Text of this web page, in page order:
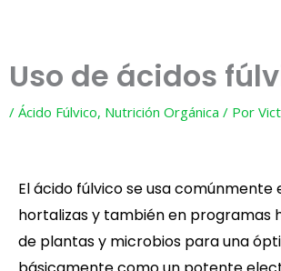
Uso de ácidos
/Ácido Fúlvico, Nutrición Orgánica / Por
El ácido fúlvico se usa
hortalizas y también en programas
de plantas y microbios para una